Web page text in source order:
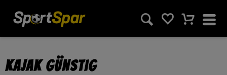
Kajak günstig